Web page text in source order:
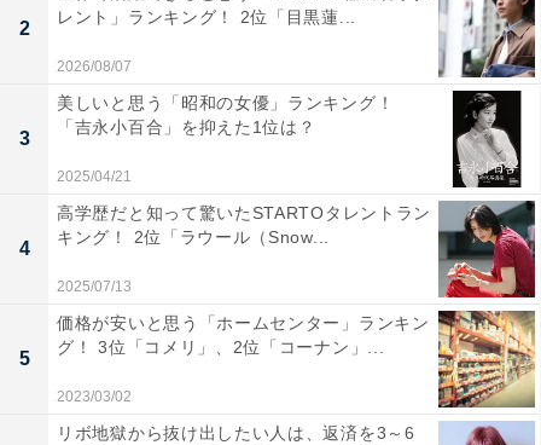
から動画サイトでメイク術を習得し、女神に変身すると
いうラブコメディー。女神として人気者になったジュギ
ョンをイケメン男子が奪い合う三角関係と、ストーリー
が進むにつれて垢抜けていく様子が話題になりました。
韓国では「tvN」が2020年12月から2021年2月にかけて
放送。日本では2022年にBS日テレで放送されたほか、
U-NEXTなどで動画配信されています。
回答者からは、「私たちの生活と当てはまる所がある」
「外見だけじゃなくて中身まで変わっていく感じが見て
て楽しい」「お母さんにおすすめされて見始めた」「家
2
レント」ランキング！ 2位「目黒蓮...
2026/08/07
3
美しいと思う「昭和の女優」ランキング！
「吉永小百合」を抑えた1位は？
2025/04/21
4
高学歴だと知って驚いたSTARTOタレントラン
キング！ 2位「ラウール（Snow...
2025/07/13
5
価格が安いと思う「ホームセンター」ランキン
グ！ 3位「コメリ」、2位「コーナン」...
2023/03/02
リボ地獄から抜け出したい人は、返済を3～6